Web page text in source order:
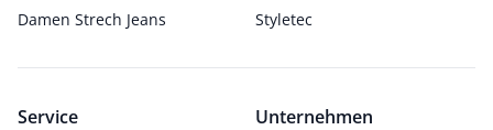
Damen Strech Jeans
Styletec
Service Unternehmen